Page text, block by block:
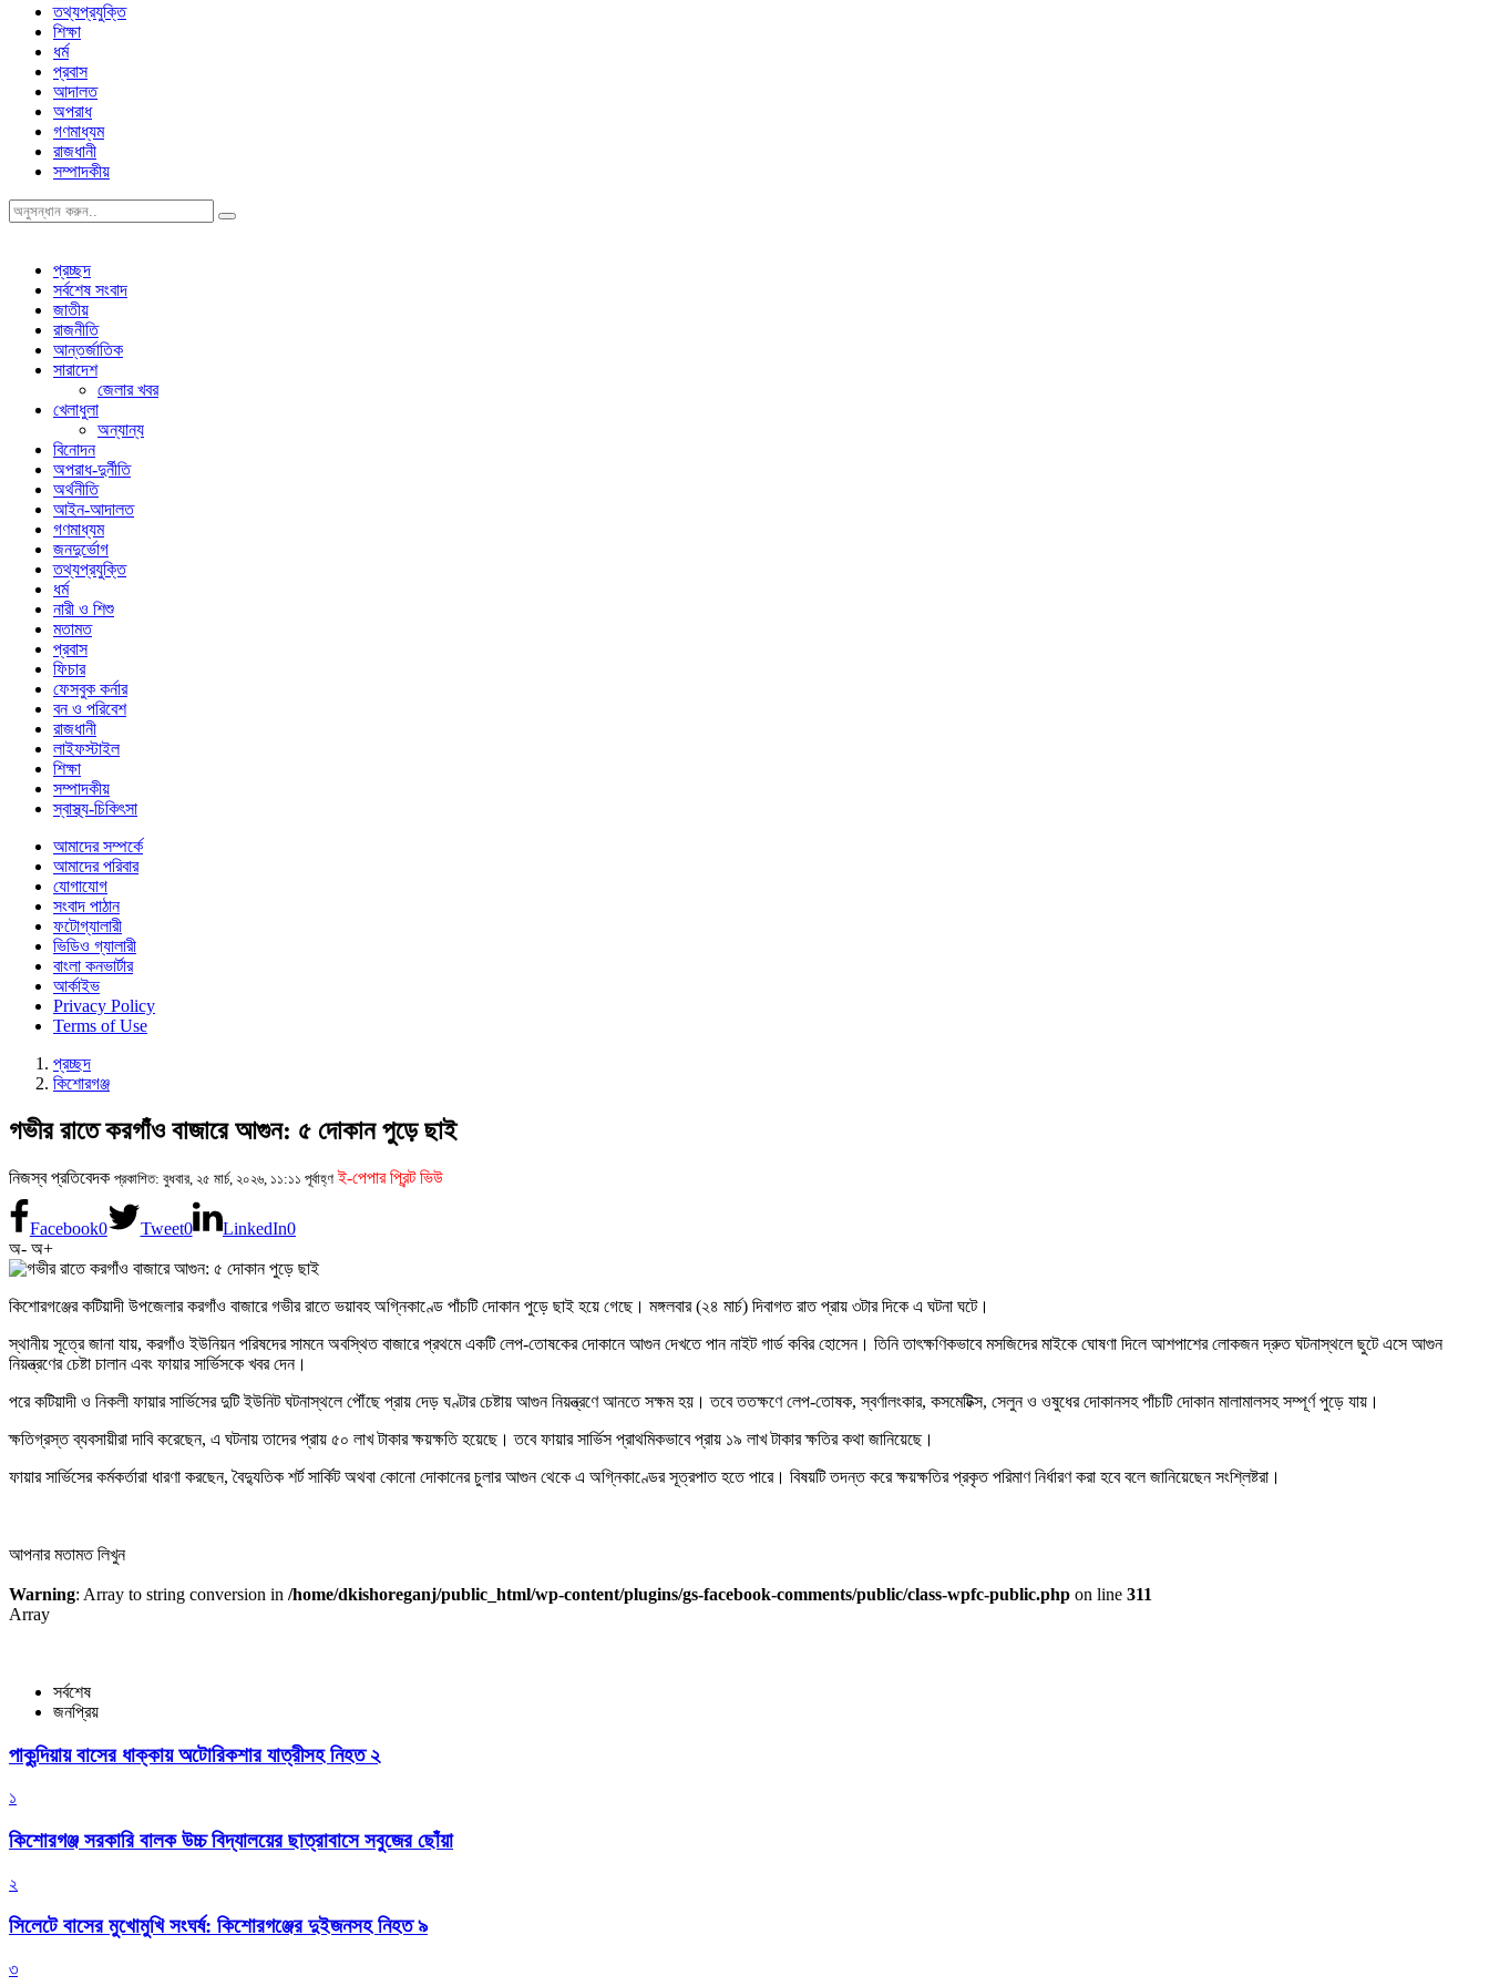
তথ্যপ্রযুক্তি
শিক্ষা
ধর্ম
প্রবাস
আদালত
অপরাধ
গণমাধ্যম
রাজধানী
সম্পাদকীয়
প্রচ্ছদ
সর্বশেষ সংবাদ
জাতীয়
রাজনীতি
আন্তর্জাতিক
সারাদেশ
জেলার খবর
খেলাধুলা
অন্যান্য
বিনোদন
অপরাধ-দুর্নীতি
অর্থনীতি
আইন-আদালত
গণমাধ্যম
জনদুর্ভোগ
তথ্যপ্রযুক্তি
ধর্ম
নারী ও শিশু
মতামত
প্রবাস
ফিচার
ফেসবুক কর্নার
বন ও পরিবেশ
রাজধানী
লাইফস্টাইল
শিক্ষা
সম্পাদকীয়
স্বাস্থ্য-চিকিৎসা
আমাদের সম্পর্কে
আমাদের পরিবার
যোগাযোগ
সংবাদ পাঠান
ফটোগ্যালারী
ভিডিও গ্যালারী
বাংলা কনভার্টার
আর্কাইভ
Privacy Policy
Terms of Use
প্রচ্ছদ
কিশোরগঞ্জ
গভীর রাতে করগাঁও বাজারে আগুন: ৫ দোকান পুড়ে ছাই
নিজস্ব প্রতিবেদক প্রকাশিত: বুধবার, ২৫ মার্চ, ২০২৬, ১১:১১ পূর্বাহ্ণ ই-পেপার প্রিন্ট ভিউ
Facebook0 Tweet0 LinkedIn0
অ- অ+
কিশোরগঞ্জের কটিয়াদী উপজেলার করগাঁও বাজারে গভীর রাতে ভয়াবহ অগ্নিকাণ্ডে পাঁচটি দোকান পুড়ে ছাই হয়ে গেছে। মঙ্গলবার (২৪ মার্চ) দিবাগত রাত প্রায় ৩টার দিকে এ ঘটনা ঘটে।
স্থানীয় সূত্রে জানা যায়, করগাঁও ইউনিয়ন পরিষদের সামনে অবস্থিত বাজারে প্রথমে একটি লেপ-তোষকের দোকানে আগুন দেখতে পান নাইট গার্ড কবির হোসেন। তিনি তাৎক্ষণিকভাবে মসজিদের মাইকে ঘোষণা দিলে আশপাশের লোকজন দ্রুত ঘটনাস্থলে ছুটে এসে আগুন
নিয়ন্ত্রণের চেষ্টা চালান এবং ফায়ার সার্ভিসকে খবর দেন।
পরে কটিয়াদী ও নিকলী ফায়ার সার্ভিসের দুটি ইউনিট ঘটনাস্থলে পৌঁছে প্রায় দেড় ঘণ্টার চেষ্টায় আগুন নিয়ন্ত্রণে আনতে সক্ষম হয়। তবে ততক্ষণে লেপ-তোষক, স্বর্ণালংকার, কসমেটিক্স, সেলুন ও ওষুধের দোকানসহ পাঁচটি দোকান মালামালসহ সম্পূর্ণ পুড়ে যায়।
ক্ষতিগ্রস্ত ব্যবসায়ীরা দাবি করেছেন, এ ঘটনায় তাদের প্রায় ৫০ লাখ টাকার ক্ষয়ক্ষতি হয়েছে। তবে ফায়ার সার্ভিস প্রাথমিকভাবে প্রায় ১৯ লাখ টাকার ক্ষতির কথা জানিয়েছে।
ফায়ার সার্ভিসের কর্মকর্তারা ধারণা করছেন, বৈদ্যুতিক শর্ট সার্কিট অথবা কোনো দোকানের চুলার আগুন থেকে এ অগ্নিকাণ্ডের সূত্রপাত হতে পারে। বিষয়টি তদন্ত করে ক্ষয়ক্ষতির প্রকৃত পরিমাণ নির্ধারণ করা হবে বলে জানিয়েছেন সংশ্লিষ্টরা।
আপনার মতামত লিখুন
Warning: Array to string conversion in /home/dkishoreganj/public_html/wp-content/plugins/gs-facebook-comments/public/class-wpfc-public.php on line 311
Array
সর্বশেষ
জনপ্রিয়
পাকুন্দিয়ায় বাসের ধাক্কায় অটোরিকশার যাত্রীসহ নিহত ২
১
কিশোরগঞ্জ সরকারি বালক উচ্চ বিদ্যালয়ের ছাত্রাবাসে সবুজের ছোঁয়া
২
সিলেটে বাসের মুখোমুখি সংঘর্ষ: কিশোরগঞ্জের দুইজনসহ নিহত ৯
৩